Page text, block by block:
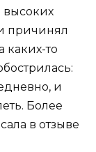
высоких
причинял
то
и
Более
в отзыве